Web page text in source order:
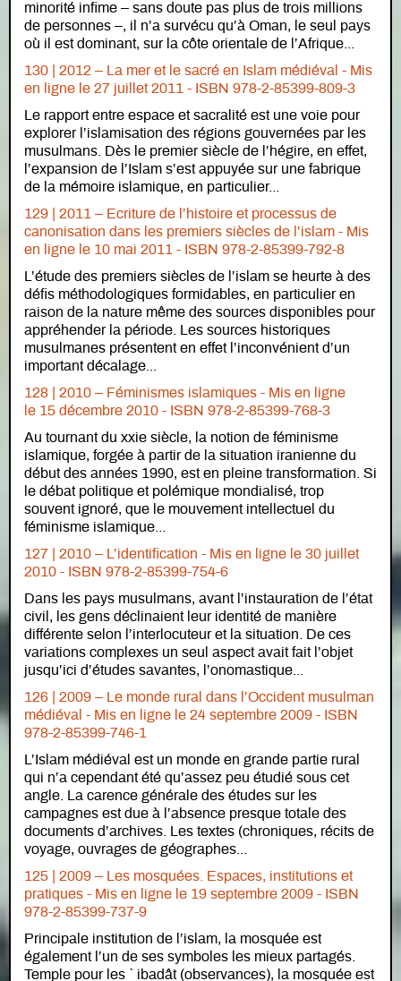
minorité infime – sans doute pas plus de trois millions
de personnes –, il n’a survécu qu’à Oman, le seul pays
où il est dominant, sur la côte orientale de l’Afrique...
130 | 2012 – La mer et le sacré en Islam médiéval - Mis
en ligne le 27 juillet 2011 - ISBN 978-2-85399-809-3
Le rapport entre espace et sacralité est une voie pour
explorer l’islamisation des régions gouvernées par les
musulmans. Dès le premier siècle de l’hégire, en effet,
l’expansion de l’Islam s’est appuyée sur une fabrique
de la mémoire islamique, en particulier...
129 | 2011 – Ecriture de l’histoire et processus de
canonisation dans les premiers siècles de l’islam - Mis
en ligne le 10 mai 2011 - ISBN 978-2-85399-792-8
L’étude des premiers siècles de l’islam se heurte à des
défis méthodologiques formidables, en particulier en
raison de la nature même des sources disponibles pour
appréhender la période. Les sources historiques
musulmanes présentent en effet l’inconvénient d’un
important décalage...
128 | 2010 – Féminismes islamiques - Mis en ligne
le 15 décembre 2010 - ISBN 978-2-85399-768-3
Au tournant du xxie siècle, la notion de féminisme
islamique, forgée à partir de la situation iranienne du
début des années 1990, est en pleine transformation. Si
le débat politique et polémique mondialisé, trop
souvent ignoré, que le mouvement intellectuel du
féminisme islamique...
127 | 2010 – L’identification - Mis en ligne le 30 juillet
2010 - ISBN 978-2-85399-754-6
Dans les pays musulmans, avant l’instauration de l’état
civil, les gens déclinaient leur identité de manière
différente selon l’interlocuteur et la situation. De ces
variations complexes un seul aspect avait fait l’objet
jusqu’ici d’études savantes, l’onomastique...
126 | 2009 – Le monde rural dans l’Occident musulman
médiéval - Mis en ligne le 24 septembre 2009 - ISBN
978-2-85399-746-1
L’Islam médiéval est un monde en grande partie rural
qui n’a cependant été qu’assez peu étudié sous cet
angle. La carence générale des études sur les
campagnes est due à l’absence presque totale des
documents d’archives. Les textes (chroniques, récits de
voyage, ouvrages de géographes...
125 | 2009 – Les mosquées. Espaces, institutions et
pratiques - Mis en ligne le 19 septembre 2009 - ISBN
978-2-85399-737-9
Principale institution de l’islam, la mosquée est
également l’un de ses symboles les mieux partagés.
Temple pour les ` ibadât (observances), la mosquée est